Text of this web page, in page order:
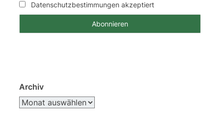
Datenschutzbestimmungen akzeptiert
Archiv